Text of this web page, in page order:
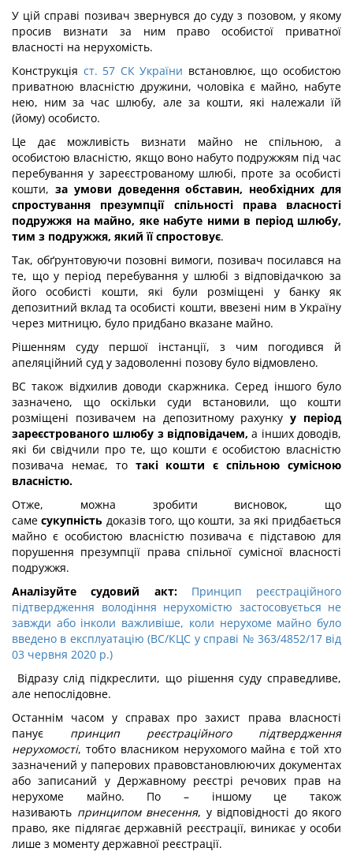
У цій справі позивач звернувся до суду з позовом, у якому
просив визнати за ним право особистої приватної
власності на нерухомість.
Конструкція ст. 57 СК України встановлює, що особистою
приватною власністю дружини, чоловіка є майно, набуте
нею, ним за час шлюбу, але за кошти, які належали їй
(йому) особисто.
Це дає можливість визнати майно не спільною, а
особистою власністю, якщо воно набуто подружжям під час
перебування у зареєстрованому шлюбі, проте за особисті
кошти, за умови доведення обставин, необхідних для
спростування презумпції спільності права власності
подружжя на майно, яке набуте ними в період шлюбу,
тим з подружжя, який її спростовує.
Так, обґрунтовуючи позовні вимоги, позивач посилався на
те, що у період перебування у шлюбі з відповідачкою за
його особисті кошти, які були розміщені у банку як
депозитний вклад та особисті кошти, ввезені ним в Україну
через митницю, було придбано вказане майно.
Рішенням суду першої інстанції, з чим погодився й
апеляційний суд у задоволенні позову було відмовлено.
ВС також відхилив доводи скаржника. Серед іншого було
зазначено, що оскільки суди встановили, що кошти
розміщені позивачем на депозитному рахунку у період
зареєстрованого шлюбу з відповідачем,а інших доводів,
які би свідчили про те, що кошти є особистою власністю
позивача немає, тотакі кошти є спільною сумісною
власністю.
Отже, можна зробити висновок, що
самесукупність доказів того, що кошти, за які придбається
майно є особистою власністю позивача є підставою для
порушення презумпції права спільної сумісної власності
подружжя.
Аналізуйте судовий акт:
Принцип реєстраційного
підтвердження володіння нерухомістю застосовується не
завжди або інколи важливіше, коли нерухоме майно було
введено в експлуатацію (ВС/КЦС у справі № 363/4852/17 від
03 червня 2020 р.)
Відразу слід підкреслити, що рішення суду справедливе,
але непослідовне.
Останнім часом у справах про захист права власності
панує принцип реєстраційного підтвердження
нерухомості, тобто власником нерухомого майна є той хто
зазначений у паперових правовстановлюючих документах
або записаний у Державному реєстрі речових прав на
нерухоме майно. По – іншому це також
називають принципом внесення, у відповідності до якого
право, яке підлягає державній реєстрації, виникає у особи
лише з моменту державної реєстрації.